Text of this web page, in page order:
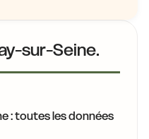
sur-Seine.
: toutes les données